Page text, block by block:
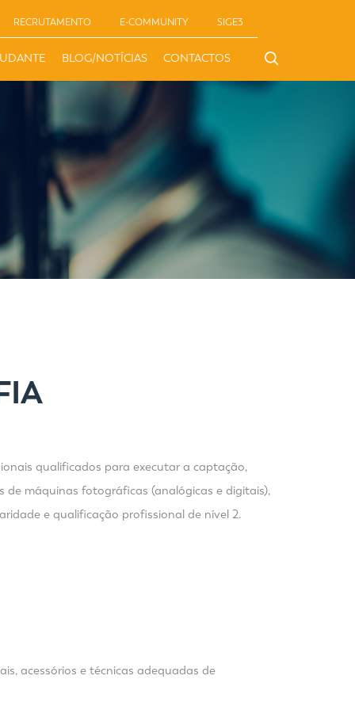
RECRUTAMENTO E-COMMUNITY SIGE3
BLOG/NOTÍCIAS CONTACTOS
qualificados para executar a captação,
máquinas fotográficas (analógicas e digitais),
e qualificação profissional de nível 2.
acessórios e técnicas adequadas de